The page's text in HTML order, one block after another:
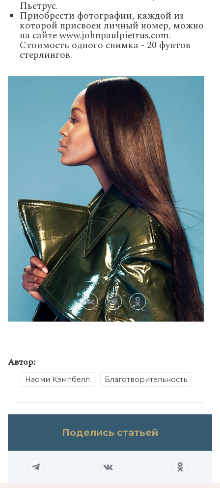
Пьетрус.
Приобрести фотографии, каждой из
которой присвоен личный номер, можно
на сайте www.johnpaulpietrus.com.
Стоимость одного снимка - 20 фунтов
стерлингов.
Автор:
Наоми Кэмпбелл Благотворительность
Поделись статьей